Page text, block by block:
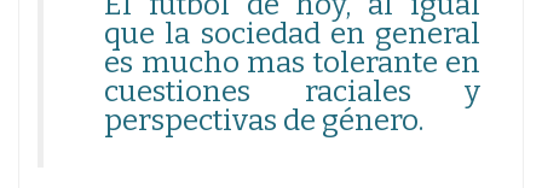
que la sociedad en general
es mucho mas tolerante en
cuestiones raciales y
perspectivas de género.